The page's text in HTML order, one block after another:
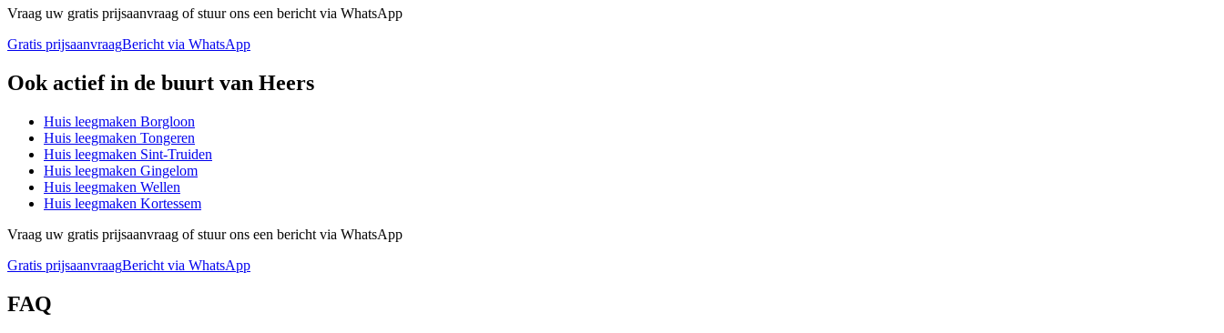
Vraag uw gratis prijsaanvraag of stuur ons een bericht via WhatsApp
Gratis prijsaanvraagBericht via WhatsApp
Ook actief in de buurt van Heers
Huis leegmaken Borgloon
Huis leegmaken Tongeren
Huis leegmaken Sint-Truiden
Huis leegmaken Gingelom
Huis leegmaken Wellen
Huis leegmaken Kortessem
Vraag uw gratis prijsaanvraag of stuur ons een bericht via WhatsApp
Gratis prijsaanvraagBericht via WhatsApp
FAQ